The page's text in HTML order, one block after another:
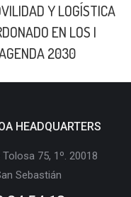
Y LOGÍSTICA
EN LOS I
2030
HEADQUARTERS
75, 1º. 20018
Sebastián